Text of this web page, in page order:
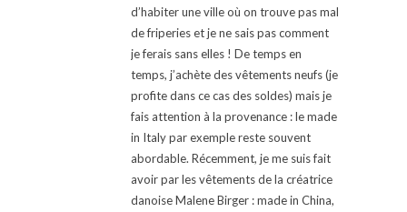
d’habiter une ville où on trouve pas mal
de friperies et je ne sais pas comment
je ferais sans elles ! De temps en
temps, j’achète des vêtements neufs (je
profite dans ce cas des soldes) mais je
fais attention à la provenance : le made
in Italy par exemple reste souvent
abordable. Récemment, je me suis fait
avoir par les vêtements de la créatrice
danoise Malene Birger : made in China,